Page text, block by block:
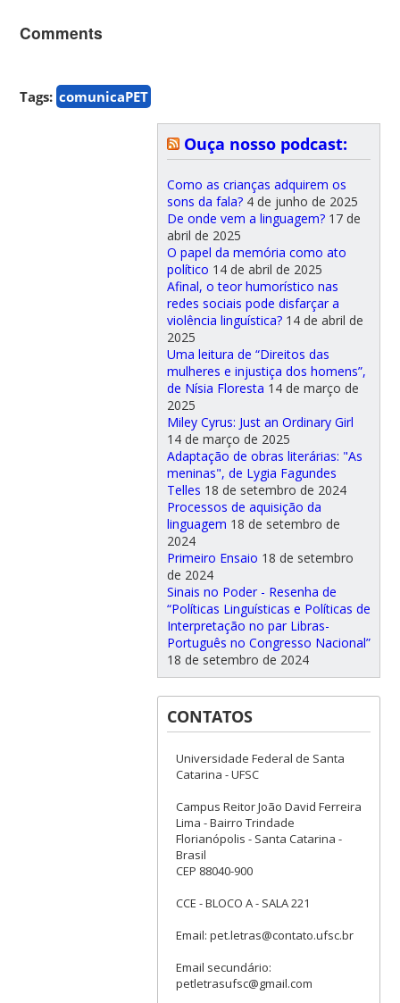
Comments
Tags: comunicaPET
Ouça nosso podcast:
Como as crianças adquirem os
sons da fala? 4 de junho de 2025
De onde vem a linguagem? 17 de
abril de 2025
O papel da memória como ato
político 14 de abril de 2025
Afinal, o teor humorístico nas
redes sociais pode disfarçar a
violência linguística? 14 de abril de
2025
Uma leitura de “Direitos das
mulheres e injustiça dos homens”,
de Nísia Floresta 14 de março de
2025
Miley Cyrus: Just an Ordinary Girl
14 de março de 2025
Adaptação de obras literárias: "As
meninas", de Lygia Fagundes
Telles 18 de setembro de 2024
Processos de aquisição da
linguagem 18 de setembro de
2024
Primeiro Ensaio 18 de setembro
de 2024
Sinais no Poder - Resenha de
“Políticas Linguísticas e Políticas de
Interpretação no par Libras-
Português no Congresso Nacional”
18 de setembro de 2024
CONTATOS
Universidade Federal de Santa
Catarina - UFSC
Campus Reitor João David Ferreira
Lima - Bairro Trindade
Florianópolis - Santa Catarina -
Brasil
CEP 88040-900
CCE - BLOCO A - SALA 221
Email: pet.letras@contato.ufsc.br
Email secundário:
petletrasufsc@gmail.com